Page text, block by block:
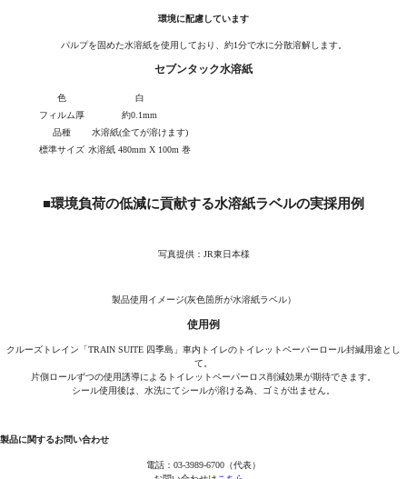
環境に配慮しています
パルプを固めた水溶紙を使用しており、約1分で水に分散溶解します。
セブンタック水溶紙
色
白
フィルム厚
約0.1mm
品種
水溶紙(全てが溶けます)
標準サイズ 水溶紙 480mm X 100m 巻
■環境負荷の低減に貢献する水溶紙ラベルの実採用例
写真提供：JR東日本様
製品使用イメージ(灰色箇所が水溶紙ラベル）
使用例
クルーズトレイン「TRAIN SUITE 四季島」車内トイレのトイレットペーパーロール封緘用途とし
て。
片側ロールずつの使用誘導によるトイレットペーパーロス削減効果が期待できます。
シール使用後は、水洗にてシールが溶ける為、ゴミが出ません。
製品に関するお問い合わせ
電話：03-3989-6700（代表）